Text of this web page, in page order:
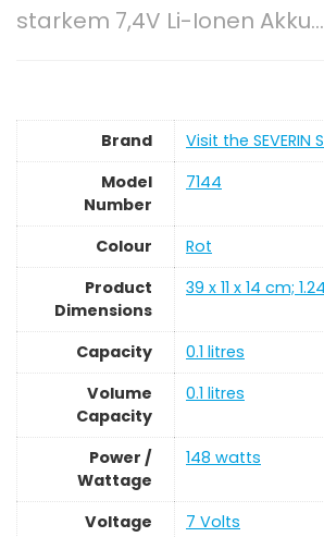
starkem 7,4V Li-Ionen Akku…
Brand
Visit the SEVERIN
Model
Number
‎7144
Colour
‎Rot
Product
Dimensions
‎39 x 11 x 14 cm;
Capacity
‎0.1 litres
Volume
Capacity
‎0.1 litres
Power /
Wattage
‎148 watts
Voltage
‎7 Volts